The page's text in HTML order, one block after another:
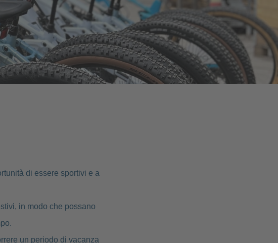
di essere sportivi e a
in modo che possano
un periodo di vacanza